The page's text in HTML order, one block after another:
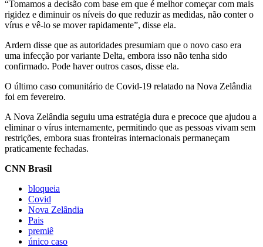
“Tomamos a decisão com base em que é melhor começar com mais
rigidez e diminuir os níveis do que reduzir as medidas, não conter o
vírus e vê-lo se mover rapidamente”, disse ela.
Ardern disse que as autoridades presumiam que o novo caso era
uma infecção por variante Delta, embora isso não tenha sido
confirmado. Pode haver outros casos, disse ela.
O último caso comunitário de Covid-19 relatado na Nova Zelândia
foi em fevereiro.
A Nova Zelândia seguiu uma estratégia dura e precoce que ajudou a
eliminar o vírus internamente, permitindo que as pessoas vivam sem
restrições, embora suas fronteiras internacionais permaneçam
praticamente fechadas.
CNN Brasil
bloqueia
Covid
Nova Zelândia
Pais
premiê
único caso